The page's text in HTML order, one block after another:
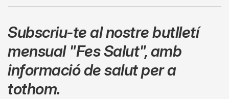
Subscriu-te al nostre butlletí
mensual "Fes Salut",amb
informació de salut per a
tothom.